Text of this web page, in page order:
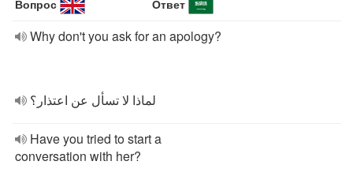
Вопрос Ответ
Why don't you ask for an apology?
لماذا لا تسأل عن اعتذار؟
Have you tried to start a
conversation with her?